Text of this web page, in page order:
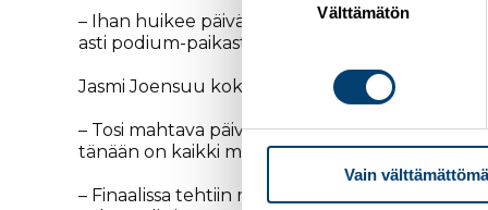
Välttämätön
Vain
– Ihan huikee päivä! Hiihto tuntu koko päivän
asti podium-paikasta, Kähärä iloitsi.
Jasmi Joensuu koki, että vaikka karsinnassa
– Tosi mahtava päivä! karsinnassa oli
tänään on kaikki mahdollista, eikä lähdetä
– Finaalissa tehtiin maksimisuoritus, podium